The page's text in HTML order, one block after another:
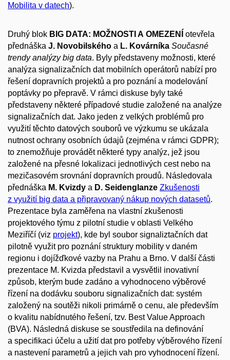
Mobilita v datech).
Druhý blok BIG DATA: MOŽNOSTI A OMEZENÍ
otevřela
přednáška J. Novobilského a L. Kovárníka Současné
trendy analýzy big data. Byly představeny možnosti, které
analýza signalizačních dat mobilních operátorů nabízí pro
řešení dopravních projektů a pro poznání a modelování
poptávky po přepravě. V rámci diskuse byly také
představeny některé případové studie založené na analýze
signalizačních dat. Jako jeden z velkých problémů pro
využití těchto datových souborů ve výzkumu se ukázala
nutnost ochrany osobních údajů (zejména v rámci GDPR);
to znemožňuje provádět některé typy analýz, jež jsou
založené na přesné lokalizaci jednotlivých cest nebo na
mezičasovém srovnání dopravních proudů. Následovala
přednáška M. Kvizdy a D. Seidenglanze Zkušenosti
z využití big data a připravovaný nákup nových datasetů.
Prezentace byla zaměřena na vlastní zkušenosti
projektového týmu z pilotní studie v oblasti Velkého
Meziříčí (viz projekt), kde byl soubor signaliztačních dat
pilotně využit pro poznání struktury mobility v daném
regionu i dojížďkové vazby na Prahu a Brno. V další části
prezentace M. Kvizda představil a vysvětlil inovativní
způsob, kterým bude zadáno a vyhodnoceno výběrové
řízení na dodávku souboru signalizačních dat: systém
založený na soutěži nikoli primárně o cenu, ale především
o kvalitu nabídnutého řešení, tzv. Best Value Approach
(BVA). Následná diskuse se soustředila na definování
a specifikaci účelu a užití dat pro potřeby výběrového řízení
a nastevení parametrů a jejich vah pro vyhodnocení řízení.